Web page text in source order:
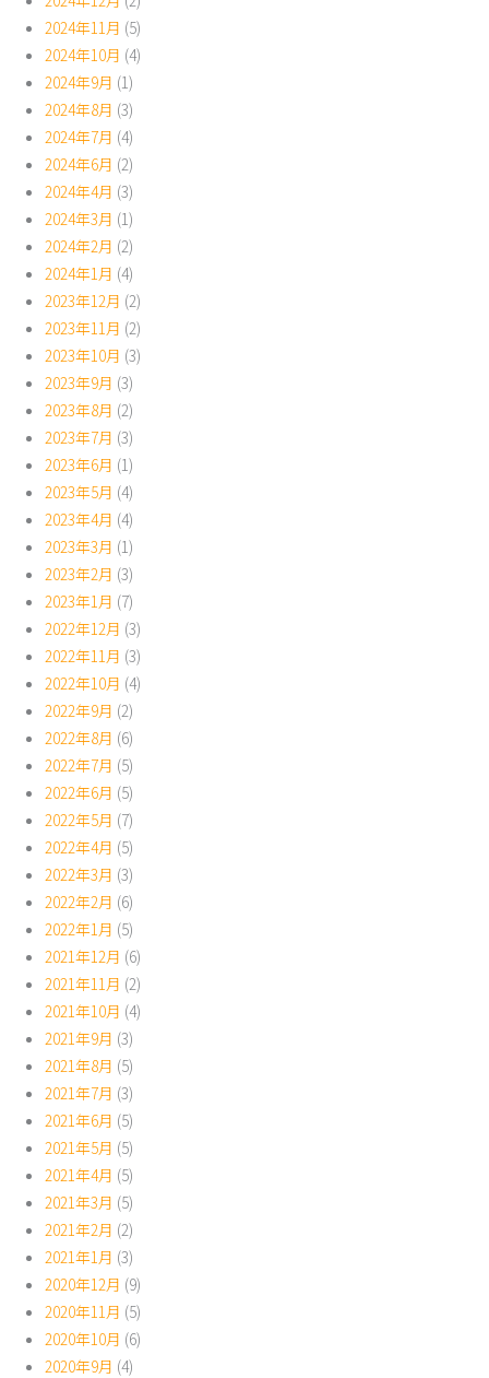
2024年11月 (5)
2024年10月 (4)
2024年9月 (1)
2024年8月 (3)
2024年7月 (4)
2024年6月 (2)
2024年4月 (3)
2024年3月 (1)
2024年2月 (2)
2024年1月 (4)
2023年12月 (2)
2023年11月 (2)
2023年10月 (3)
2023年9月 (3)
2023年8月 (2)
2023年7月 (3)
2023年6月 (1)
2023年5月 (4)
2023年4月 (4)
2023年3月 (1)
2023年2月 (3)
2023年1月 (7)
2022年12月 (3)
2022年11月 (3)
2022年10月 (4)
2022年9月 (2)
2022年8月 (6)
2022年7月 (5)
2022年6月 (5)
2022年5月 (7)
2022年4月 (5)
2022年3月 (3)
2022年2月 (6)
2022年1月 (5)
2021年12月 (6)
2021年11月 (2)
2021年10月 (4)
2021年9月 (3)
2021年8月 (5)
2021年7月 (3)
2021年6月 (5)
2021年5月 (5)
2021年4月 (5)
2021年3月 (5)
2021年2月 (2)
2021年1月 (3)
2020年12月 (9)
2020年11月 (5)
2020年10月 (6)
2020年9月 (4)